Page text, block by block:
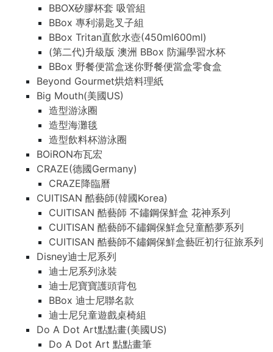
BBOX矽膠杯套 吸管組
BBox 專利湯匙叉子組
BBox Tritan直飲水壺(450ml600ml)
(第二代)升級版 澳洲 BBox 防漏學習水杯
BBox 野餐便當盒迷你野餐便當盒零食盒
Beyond Gourmet烘焙料理紙
Big Mouth(美國US)
造型游泳圈
造型海灘毯
造型飲料杯游泳圈
BOiRON布瓦宏
CRAZE(德國Germany)
CRAZE降臨曆
CUITISAN 酷藝師(韓國Korea)
CUITISAN 酷藝師 不鏽鋼保鮮盒 花神系列
CUITISAN 酷藝師不鏽鋼保鮮盒兒童酷夢系列
CUITISAN 酷藝師不鏽鋼保鮮盒藝匠初行征旅系列
Disney迪士尼系列
迪士尼系列泳裝
迪士尼寶寶護頭背包
BBox 迪士尼聯名款
迪士尼兒童遊戲桌椅組
Do A Dot Art點點畫(美國US)
Do A Dot Art 點點畫筆